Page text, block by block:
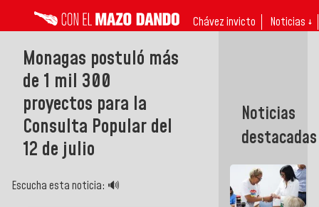
Chávez invicto Noticias ↓
Monagas postuló más
de 1 mil 300
proyectos para la
Consulta Popular del
12 de julio
Escucha esta noticia: 🔊
Noticias
destacadas